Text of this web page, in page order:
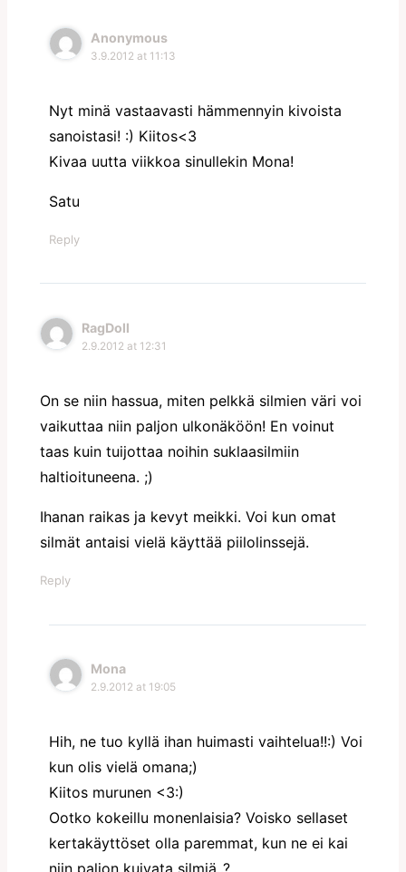
Anonymous
3.9.2012 at 11:13
Nyt minä vastaavasti hämmennyin kivoista
sanoistasi! :) Kiitos<3
Kivaa uutta viikkoa sinullekin Mona!
Satu
Reply
RagDoll
2.9.2012 at 12:31
On se niin hassua, miten pelkkä silmien väri voi
vaikuttaa niin paljon ulkonäköön! En voinut
taas kuin tuijottaa noihin suklaasilmiin
haltioituneena. ;)
Ihanan raikas ja kevyt meikki. Voi kun omat
silmät antaisi vielä käyttää piilolinssejä.
Reply
Mona
2.9.2012 at 19:05
Hih, ne tuo kyllä ihan huimasti vaihtelua!!:) Voi
kun olis vielä omana;)
Kiitos murunen <3:)
Ootko kokeillu monenlaisia? Voisko sellaset
kertakäyttöset olla paremmat, kun ne ei kai